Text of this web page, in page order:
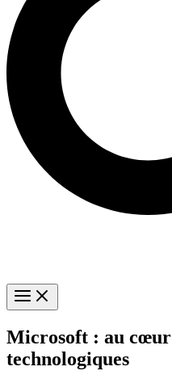
Microsoft : au cœur
technologiques